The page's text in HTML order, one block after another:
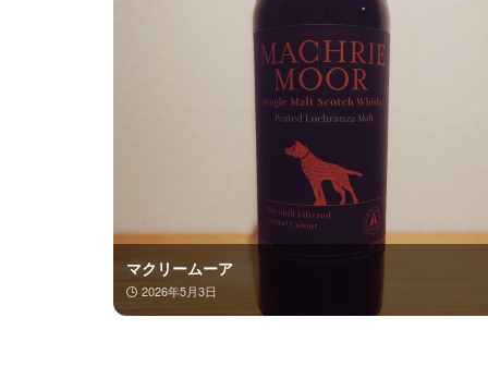
マクリームーア
2026年5月3日